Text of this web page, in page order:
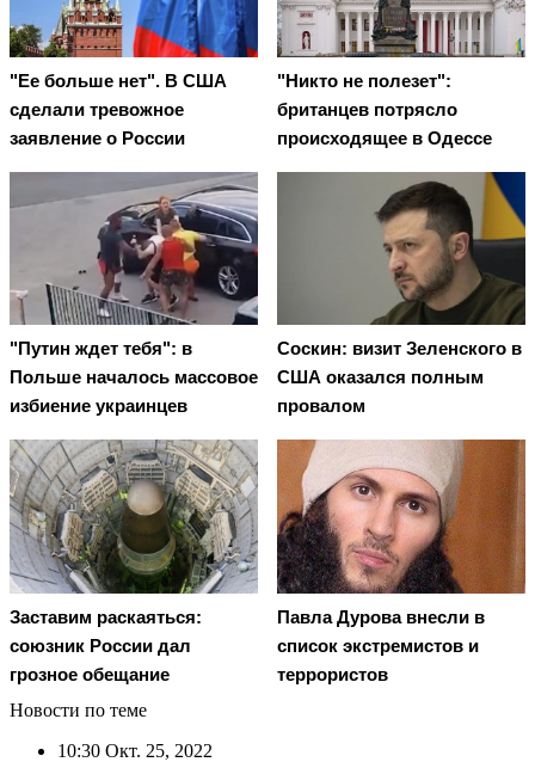
"Ее больше нет". В США
сделали тревожное
заявление о России
"Никто не полезет":
британцев потрясло
происходящее в Одессе
"Путин ждет тебя": в
Польше началось массовое
избиение украинцев
Соскин: визит Зеленского в
США оказался полным
провалом
Заставим раскаяться:
союзник России дал
грозное обещание
Павла Дурова внесли в
список экстремистов и
террористов
Новости по теме
10:30 Окт. 25, 2022